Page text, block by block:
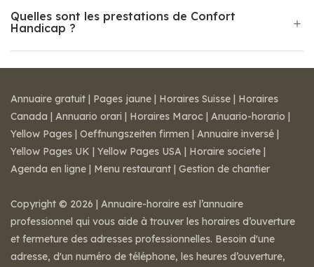
Quelles sont les prestations de Confort
Handicap ?
Annuaire gratuit | Pages jaune | Horaires Suisse | Horaires
Canada | Annuario orari | Horaires Maroc | Anuario-horario |
Yellow Pages | Oeffnungszeiten firmen | Annuaire inversé |
Yellow Pages UK | Yellow Pages USA | Horaire societe |
Agenda en ligne | Menu restaurant | Gestion de chantier
Copyright © 2026 | Annuaire-horaire est l’annuaire
professionnel qui vous aide à trouver les horaires d’ouverture
et fermeture des adresses professionnelles. Besoin d'une
adresse, d'un numéro de téléphone, les heures d’ouverture,